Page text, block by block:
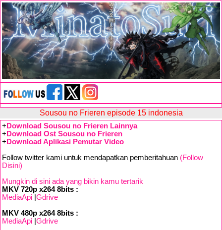
Sousou no Frieren episode 15 indonesia
+ Download Sousou no Frieren Lainnya
+ Download Ost Sousou no Frieren
+ Download Aplikasi Pemutar Video
Follow twitter kami untuk mendapatkan pemberitahuan (Follow
Disini)
Mungkin di sini ada yang bikin kamu tertarik
MKV 720p x264 8bits :
MediaApi Gdrive
MKV 480p x264 8bits :
MediaApi Gdrive